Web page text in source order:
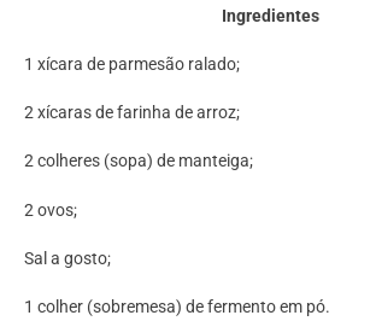
Ingredientes
1 xícara de parmesão ralado;
2 xícaras de farinha de arroz;
2 colheres (sopa) de manteiga;
2 ovos;
Sal a gosto;
1 colher (sobremesa) de fermento em pó.